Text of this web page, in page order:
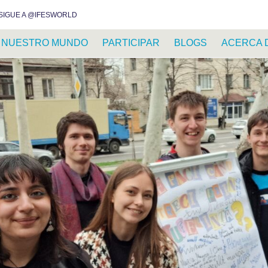
A @IFESWORLD
NUESTRO MUNDO PARTICIPAR BLOGS ACERCA